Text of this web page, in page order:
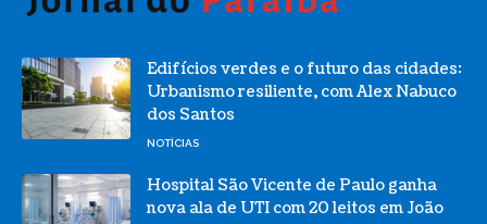
Edifícios verdes e o futuro das cidades:
Urbanismo resiliente, com Alex Nabuco
dos Santos
NOTÍCIAS
Hospital São Vicente de Paulo ganha
nova ala de UTI com 20 leitos em João